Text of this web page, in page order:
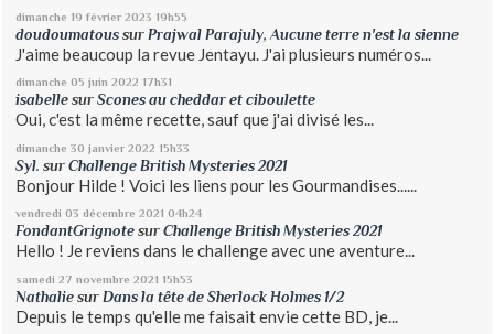
dimanche 19 février 2023 19h55
doudoumatous sur Prajwal Parajuly, Aucune terre n'est la sienne
J'aime beaucoup la revue Jentayu. J'ai plusieurs numéros...
dimanche 05 juin 2022 17h31
isabelle surScones au cheddar et ciboulette
Oui, c'est la même recette, sauf que j'ai divisé les...
dimanche 30 janvier 2022 15h33
Syl. surChallenge British Mysteries 2021
Bonjour Hilde ! Voici les liens pour les Gourmandises......
vendredi 03 décembre 2021 04h24
FondantGrignote surChallenge British Mysteries 2021
Hello ! Je reviens dans le challenge avec une aventure...
samedi 27 novembre 2021 15h53
Nathalie surDans la tête de Sherlock Holmes 1/2
Depuis le temps qu'elle me faisait envie cette BD, je...